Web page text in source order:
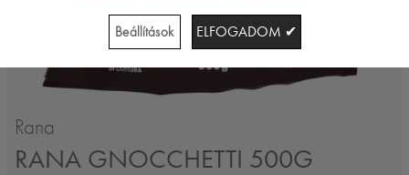
Rana
RANA GNOCCHETTI 500G
Beállítások ELFOGADOM ✔